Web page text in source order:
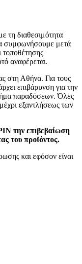
τη διαθεσιμότητα
συμφωνήσουμε μετά
τοποθέτησης
αναφέρεται.
στη Αθήνα. Για τους
επιβάρυνση για την
παραδόσεων. Όλες
εξαντλήσεως των
την επιβεβαίωση
του προϊόντος.
και εφόσον είναι